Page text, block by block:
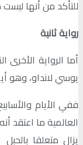
للتأكد من أنها
رواية ثانية
أما الرواية
يوسي لانداو، وهو
ففي الأيام
العالمية ما اعتقد
يزال متعلقا